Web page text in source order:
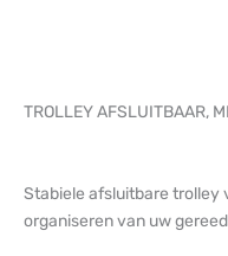
TROLLEY AFSLUITBAAR,
Stabiele afsluitbare trolley
organiseren van uw